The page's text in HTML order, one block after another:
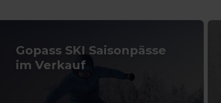
Gopass SKI Saisonpässe
im Verkauf